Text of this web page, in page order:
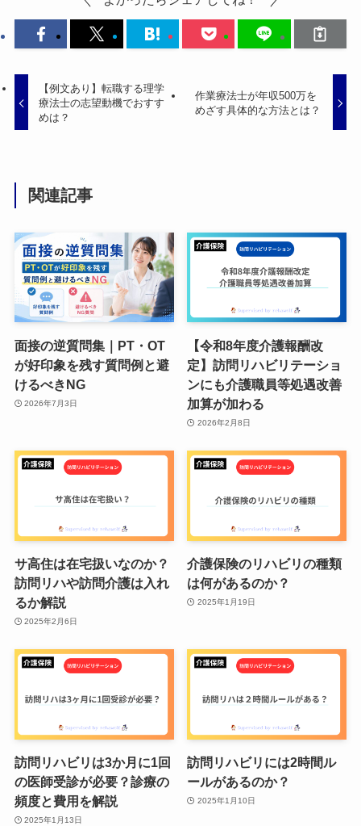
【例文あり】転職する理学
療法士の志望動機でおすす
めは？
作業療法士が年収500万を
めざす具体的な方法とは？
関連記事
面接の逆質問集｜PT・OT
が好印象を残す質問例と避
けるべきNG
2026年7月3日
【令和8年度介護報酬改
定】訪問リハビリテーショ
ンにも介護職員等処遇改善
加算が加わる
2026年2月8日
サ高住は在宅扱いなのか？
訪問リハや訪問介護は入れ
るか解説
2025年2月6日
介護保険のリハビリの種類
は何があるのか？
2025年1月19日
訪問リハビリは3か月に1回
の医師受診が必要？診療の
頻度と費用を解説
2025年1月13日
訪問リハビリには2時間ル
ールがあるのか？
2025年1月10日